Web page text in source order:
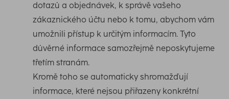
dotazů a objednávek, k správě vašeho
zákaznického účtu nebo k tomu, abychom vám
umožnili přístup k určitým informacím. Tyto
důvěrné informace samozřejmě neposkytujeme
třetím stranám.
Kromě toho se automaticky shromažďují
informace, které nejsou přiřazeny konkrétní